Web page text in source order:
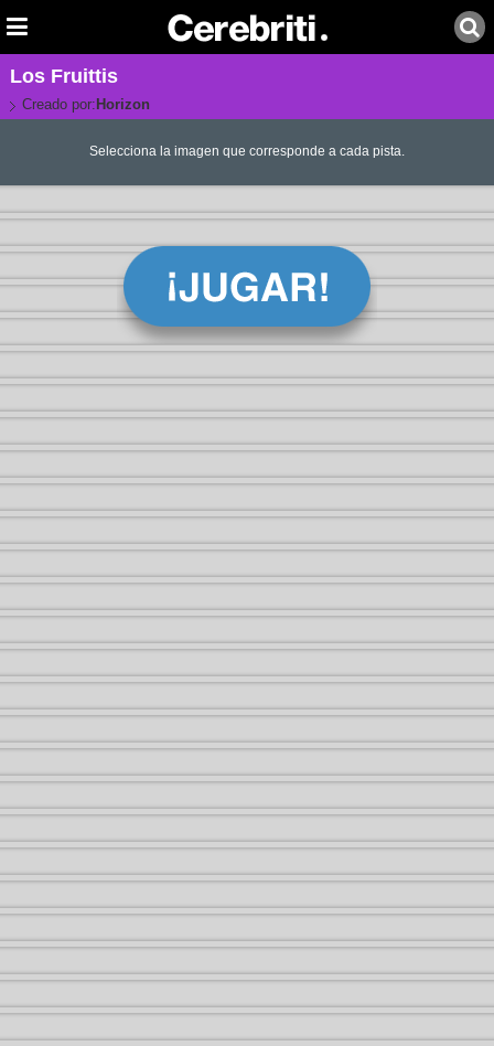
Los Fruittis
Creado por: Horizon
Selecciona la imagen que corresponde a cada pista.